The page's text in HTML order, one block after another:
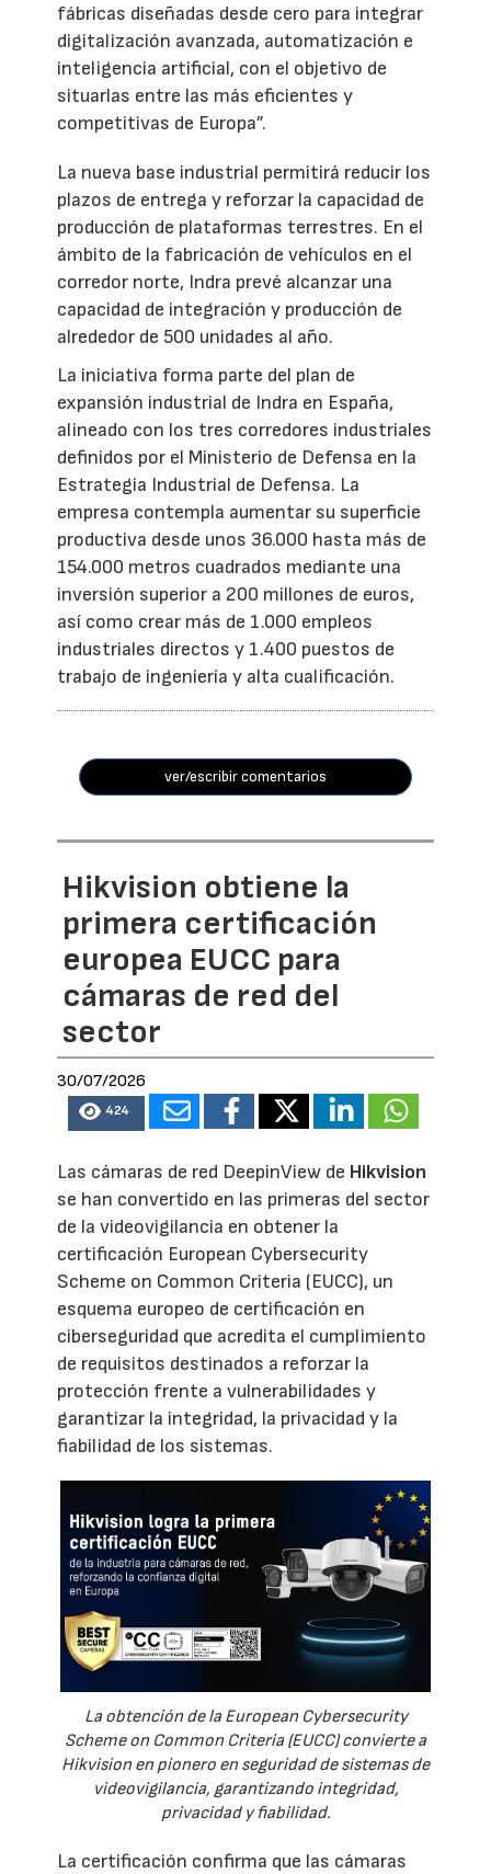
fábricas diseñadas desde cero para integrar
digitalización avanzada, automatización e
inteligencia artificial, con el objetivo de
situarlas entre las más eficientes y
competitivas de Europa”.
La nueva base industrial permitirá reducir los
plazos de entrega y reforzar la capacidad de
producción de plataformas terrestres. En el
ámbito de la fabricación de vehículos en el
corredor norte, Indra prevé alcanzar una
capacidad de integración y producción de
alrededor de 500 unidades al año.
La iniciativa forma parte del plan de
expansión industrial de Indra en España,
alineado con los tres corredores industriales
definidos por el Ministerio de Defensa en la
Estrategia Industrial de Defensa. La
empresa contempla aumentar su superficie
productiva desde unos 36.000 hasta más de
154.000 metros cuadrados mediante una
inversión superior a 200 millones de euros,
así como crear más de 1.000 empleos
industriales directos y 1.400 puestos de
trabajo de ingeniería y alta cualificación.
ver/escribir comentarios
Hikvision obtiene la
primera certificación
europea EUCC para
cámaras de red del
sector
30/07/2026
424
Las cámaras de red DeepinView de Hikvision
se han convertido en las primeras del sector
de la videovigilancia en obtener la
certificación European Cybersecurity
Scheme on Common Criteria (EUCC), un
esquema europeo de certificación en
ciberseguridad que acredita el cumplimiento
de requisitos destinados a reforzar la
protección frente a vulnerabilidades y
garantizar la integridad, la privacidad y la
fiabilidad de los sistemas.
La obtención de la European Cybersecurity
Scheme on Common Criteria (EUCC) convierte a
Hikvision en pionero en seguridad de sistemas de
videovigilancia, garantizando integridad,
privacidad y fiabilidad.
La certificación confirma que las cámaras